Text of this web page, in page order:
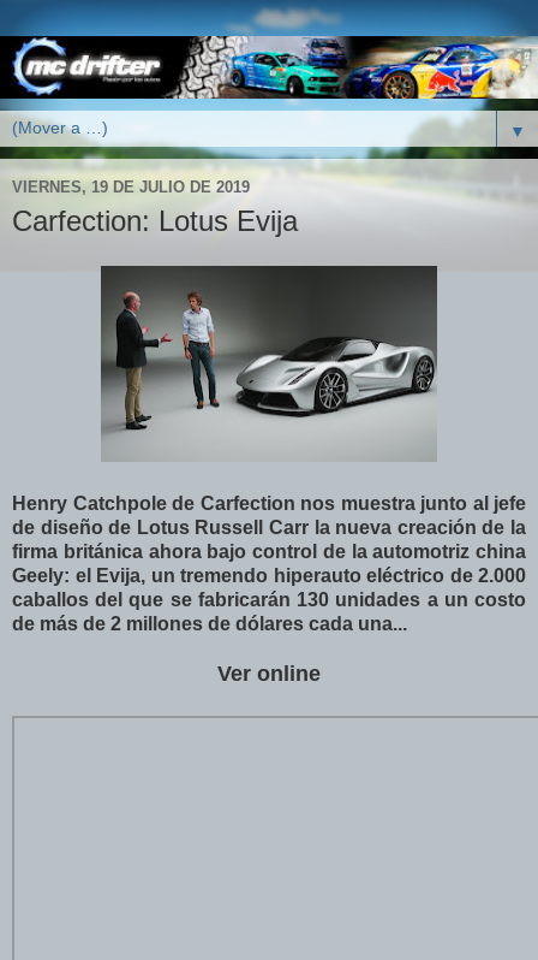
▼
VIERNES, 19 DE JULIO DE 2019
Carfection: Lotus Evija
Henry Catchpole de Carfection nos muestra junto al jefe
de diseño de Lotus Russell Carr la nueva creación de la
firma británica ahora bajo control de la automotriz china
Geely: el Evija, un tremendo hiperauto eléctrico de 2.000
caballos del que se fabricarán 130 unidades a un costo
de más de 2 millones de dólares cada una...
Ver online